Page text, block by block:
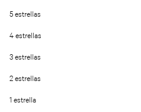
5 estrellas
4 estrellas
3 estrellas
2 estrellas
1 estrella